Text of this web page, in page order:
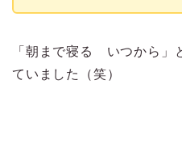
「朝まで寝る いつから」
ていました（笑）